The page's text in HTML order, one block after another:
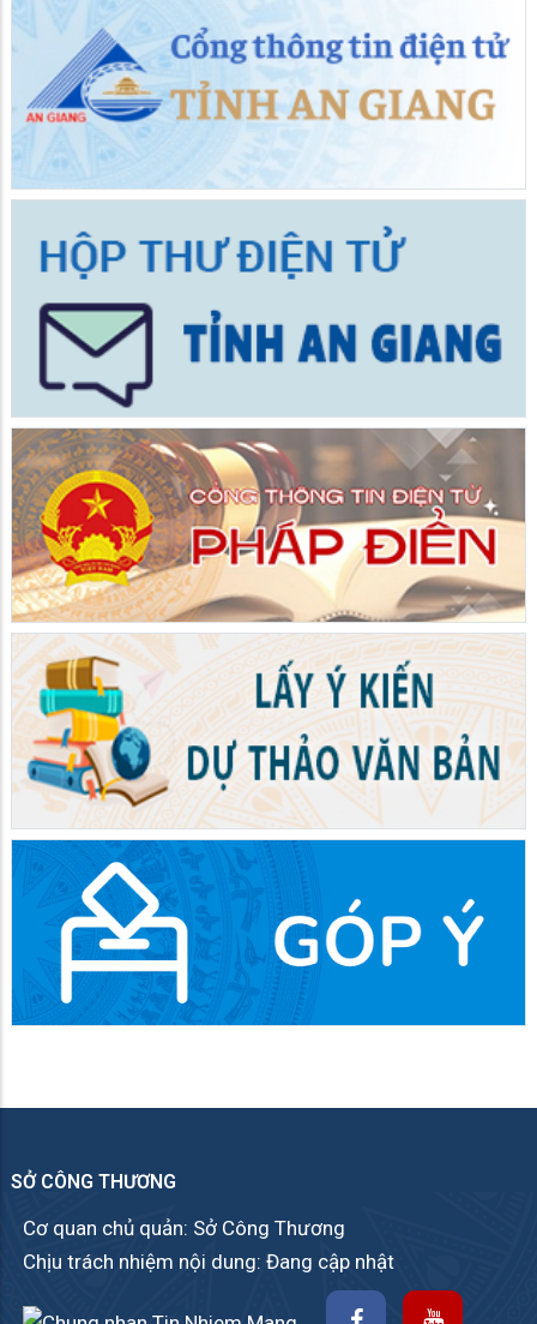
SỞ CÔNG THƯƠNG
Cơ quan chủ quản: Sở Công Thương
Chịu trách nhiệm nội dung: Đang cập nhật